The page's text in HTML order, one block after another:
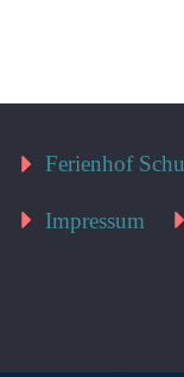
Ferienhof
Impressum